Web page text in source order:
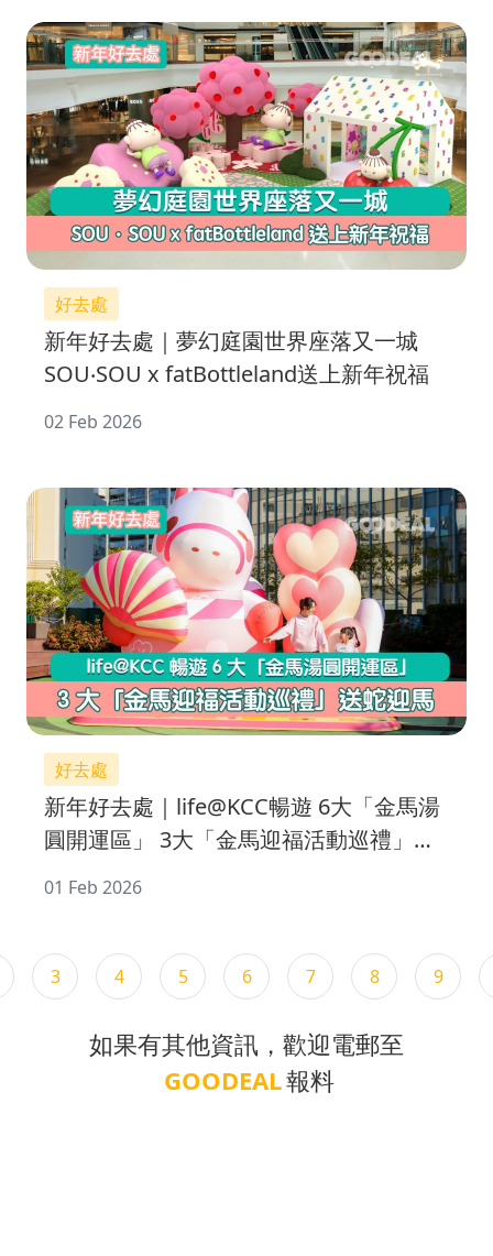
好去處
新年好去處｜夢幻庭園世界座落又一城
SOU‧SOU x fatBottleland送上新年祝福
02 Feb 2026
好去處
新年好去處｜life@KCC暢遊 6大「金馬湯
圓開運區」 3大「金馬迎福活動巡禮」送
01 Feb 2026
3 4 5 6 7 8 9
如果有其他資訊，歡迎電郵至
GOODEAL報料